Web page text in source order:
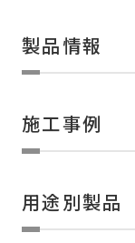
製品情報
施工事例
用途別製品